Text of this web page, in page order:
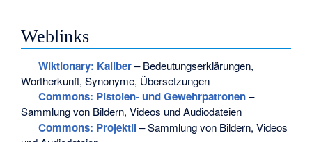
Weblinks
Wiktionary: Kaliber– Bedeutungserklärungen,
Wortherkunft, Synonyme, Übersetzungen
Commons: Pistolen- und Gewehrpatronen–
Sammlung von Bildern, Videos und Audiodateien
Commons: Projektil– Sammlung von Bildern, Videos